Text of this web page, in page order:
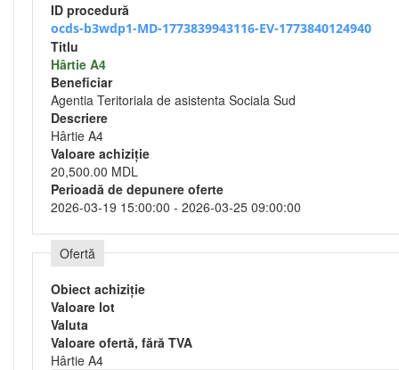
ID procedură
ocds-b3wdp1-MD-1773839943116-EV-1773840124940
Titlu
Hârtie A4
Beneficiar
Agentia Teritoriala de asistenta Sociala Sud
Descriere
Hârtie A4
Valoare achiziție
20,500.00 MDL
Perioadă de depunere oferte
2026-03-19 15:00:00 - 2026-03-25 09:00:00
Ofertă
Obiect achiziție
Valoare lot
Valuta
Valoare ofertă, fără TVA
Hârtie A4